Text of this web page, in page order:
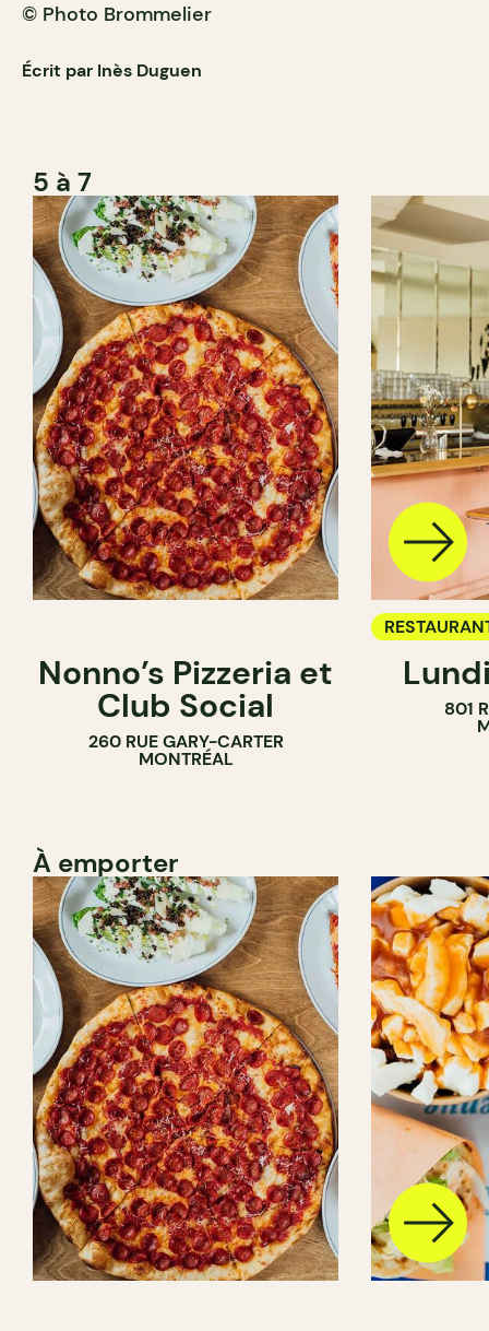
© Photo Brommelier
Écrit par Inès Duguen
5 à 7
Nonno’s Pizzeria et
Club Social
260 RUE GARY-CARTER
MONTRÉAL
BAR À VIN
801
À emporter